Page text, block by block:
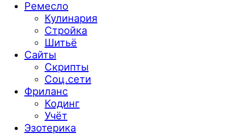
Ремесло
Кулинария
Стройка
Шитьё
Сайты
Скрипты
Соц.сети
Фриланс
Кодинг
Учёт
Эзотерика